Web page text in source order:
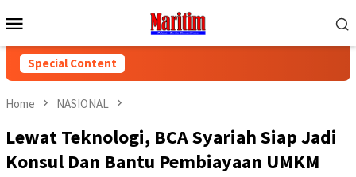
to
Menu
Special Content
Home NASIONAL
Lewat Teknologi, BCA Syariah Siap Jadi
Konsul Dan Bantu Pembiayaan UMKM